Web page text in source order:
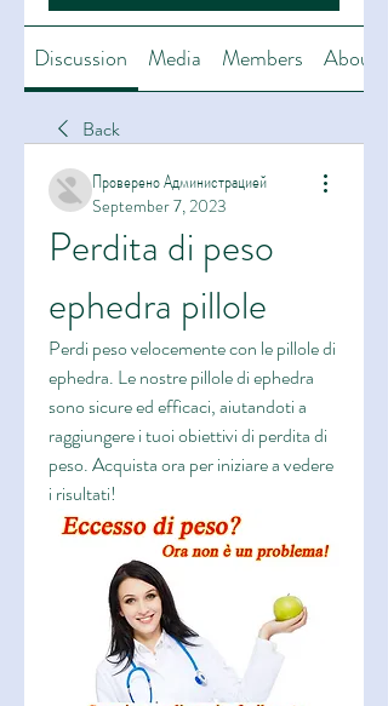
Discussion Media Members About
Back
Проверено Администрацией
September 7, 2023
Perdita di peso
ephedra pillole
Perdi peso velocemente con le pillole di
ephedra. Le nostre pillole di ephedra
sono sicure ed efficaci, aiutandoti a
raggiungere i tuoi obiettivi di perdita di
peso. Acquista ora per iniziare a vedere
i risultati!